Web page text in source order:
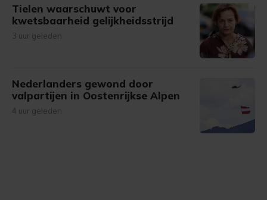
Tielen waarschuwt voor
kwetsbaarheid gelijkheidsstrijd
3 uur geleden
Nederlanders gewond door
valpartijen in Oostenrijkse Alpen
4 uur geleden